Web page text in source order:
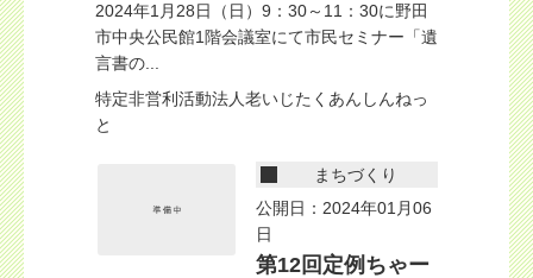
2024年1月28日（日）9：30～11：30に野田
市中央公民館1階会議室にて市民セミナー「遺
言書の...
特定非営利活動法人老いじたくあんしんねっ
と
まちづくり
公開日：2024年01月06
日
第12回定例ちゃー